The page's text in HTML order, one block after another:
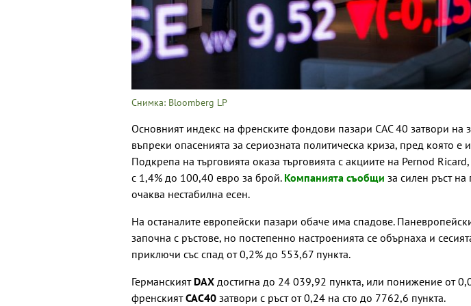
Снимка: Bloomberg LP
Основният индекс на френските фондови пазари САС 40 затвори на
въпреки опасенията за сериозната политическа криза, пред която е
Подкрепа на търговията оказа търговията с акциите на Pernod
с 1,4% до 100,40 евро за брой. Компанията съобщи за силен ръст
очаква нестабилна есен.
На останалите европейски пазари обаче има спадове.
започна с ръстове, но постепенно настроенията се обърнаха и
приключи със спад от 0,2% до 553,67 пункта.
Германският DAX достигна до 24 039,92 пункта, или понижение от
френскиятСАС40 затвори с ръст от 0,24 на сто до 7762,6 пункта.